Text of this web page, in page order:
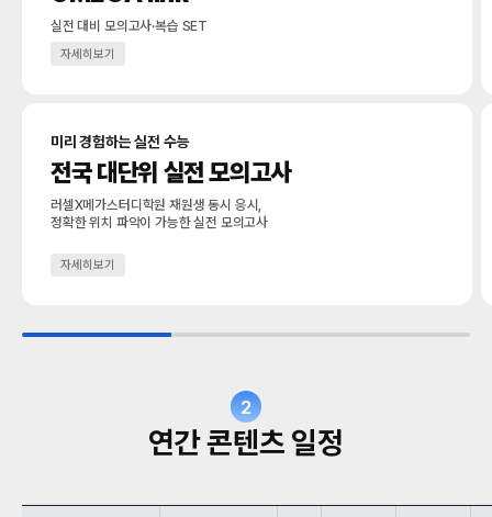
실전 대비 모의고사·복습 SET
자세히보기
미리 경험하는 실전 수능
전국 대단위 실전 모의고사
러셀X메가스터디학원 재원생 동시 응시,
정확한 위치 파악이 가능한 실전 모의고사
자세히보기
2
연간 콘텐츠 일정